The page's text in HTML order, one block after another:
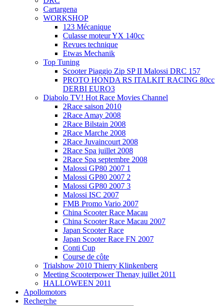
Cartargena
WORKSHOP
123 Mécanique
Culasse moteur YX 140cc
Revues technique
Etwas Mechanik
Top Tuning
Scooter Piaggio Zip SP II Malossi DRC 157
PROTO HONDA RS ITALKIT RACING 80cc
DERBI EURO3
Diabolo TV! Hot Race Movies Channel
2Race saison 2010
2Race Amay 2008
2Race Bilstain 2008
2Race Marche 2008
2Race Juvaincourt 2008
2Race Spa juillet 2008
2Race Spa septembre 2008
Malossi GP80 2007 1
Malossi GP80 2007 2
Malossi GP80 2007 3
Malossi ISC 2007
FMB Promo Vario 2007
China Scooter Race Macau
China Scooter Race Macau 2007
Japan Scooter Race
Japan Scooter Race FN 2007
Conti Cup
Course de côte
Trialshow 2010 Thierry Klinkenberg
Meeting Scooterpower Thenay juillet 2011
HALLOWEEN 2011
Apollomotors
Recherche